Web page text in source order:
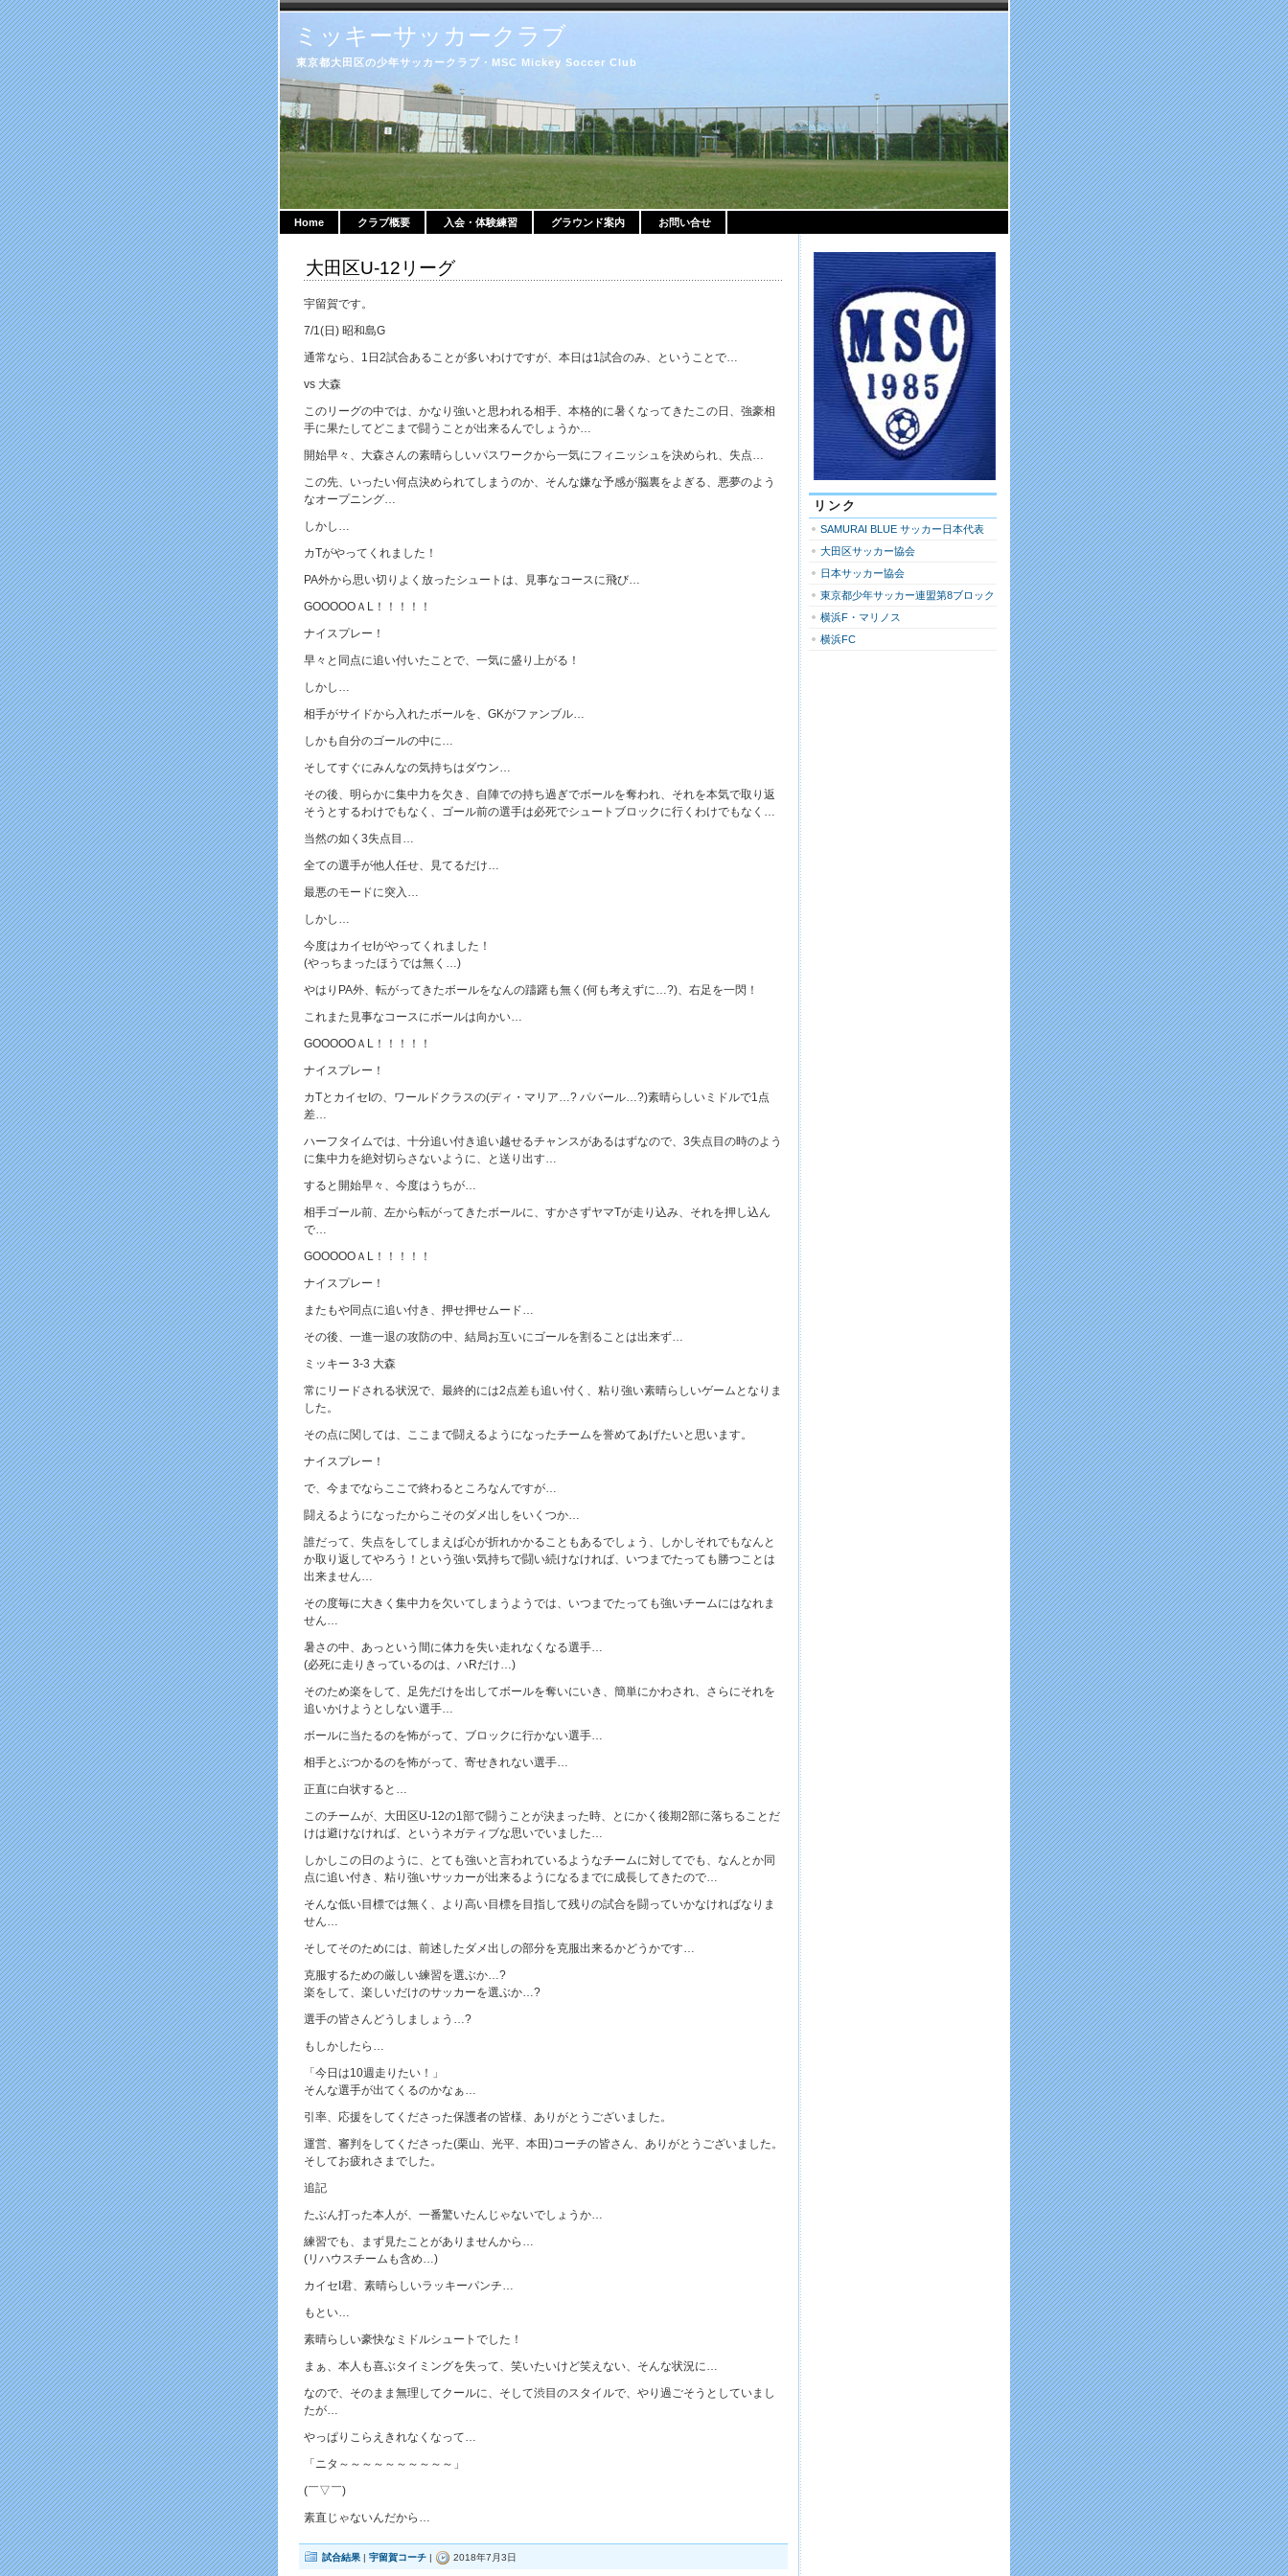
ミッキーサッカークラブ
東京都大田区の少年サッカークラブ・MSC Mickey Soccer Club
Home クラブ概要 入会・体験練習 グラウンド案内 お問い合せ
大田区U-12リーグ
宇留賀です。
7/1(日) 昭和島G
通常なら、1日2試合あることが多いわけですが、本日は1試合のみ、ということで…
vs 大森
このリーグの中では、かなり強いと思われる相手、本格的に暑くなってきたこの日、強豪相
手に果たしてどこまで闘うことが出来るんでしょうか…
開始早々、大森さんの素晴らしいパスワークから一気にフィニッシュを決められ、失点…
この先、いったい何点決められてしまうのか、そんな嫌な予感が脳裏をよぎる、悪夢のよう
なオープニング…
しかし…
カTがやってくれました！
PA外から思い切りよく放ったシュートは、見事なコースに飛び…
GOOOOOＡL！！！！！
ナイスプレー！
早々と同点に追い付いたことで、一気に盛り上がる！
しかし…
相手がサイドから入れたボールを、GKがファンブル…
しかも自分のゴールの中に…
そしてすぐにみんなの気持ちはダウン…
その後、明らかに集中力を欠き、自陣での持ち過ぎでボールを奪われ、それを本気で取り返
そうとするわけでもなく、ゴール前の選手は必死でシュートブロックに行くわけでもなく…
当然の如く3失点目…
全ての選手が他人任せ、見てるだけ…
最悪のモードに突入…
しかし…
今度はカイセIがやってくれました！
(やっちまったほうでは無く…)
やはりPA外、転がってきたボールをなんの躊躇も無く(何も考えずに…?)、右足を一閃！
これまた見事なコースにボールは向かい…
GOOOOOＡL！！！！！
ナイスプレー！
カTとカイセIの、ワールドクラスの(ディ・マリア…? パバール…?)素晴らしいミドルで1点
差…
ハーフタイムでは、十分追い付き追い越せるチャンスがあるはずなので、3失点目の時のよう
に集中力を絶対切らさないように、と送り出す…
すると開始早々、今度はうちが…
相手ゴール前、左から転がってきたボールに、すかさずヤマTが走り込み、それを押し込ん
で…
GOOOOOＡL！！！！！
ナイスプレー！
またもや同点に追い付き、押せ押せムード…
その後、一進一退の攻防の中、結局お互いにゴールを割ることは出来ず…
ミッキー 3-3 大森
常にリードされる状況で、最終的には2点差も追い付く、粘り強い素晴らしいゲームとなりま
した。
その点に関しては、ここまで闘えるようになったチームを誉めてあげたいと思います。
ナイスプレー！
で、今までならここで終わるところなんですが…
闘えるようになったからこそのダメ出しをいくつか…
誰だって、失点をしてしまえば心が折れかかることもあるでしょう、しかしそれでもなんと
か取り返してやろう！という強い気持ちで闘い続けなければ、いつまでたっても勝つことは
出来ません…
その度毎に大きく集中力を欠いてしまうようでは、いつまでたっても強いチームにはなれま
せん…
暑さの中、あっという間に体力を失い走れなくなる選手…
(必死に走りきっているのは、ハRだけ…)
そのため楽をして、足先だけを出してボールを奪いにいき、簡単にかわされ、さらにそれを
追いかけようとしない選手…
ボールに当たるのを怖がって、ブロックに行かない選手…
相手とぶつかるのを怖がって、寄せきれない選手…
正直に白状すると…
このチームが、大田区U-12の1部で闘うことが決まった時、とにかく後期2部に落ちることだ
けは避けなければ、というネガティブな思いでいました…
しかしこの日のように、とても強いと言われているようなチームに対してでも、なんとか同
点に追い付き、粘り強いサッカーが出来るようになるまでに成長してきたので…
そんな低い目標では無く、より高い目標を目指して残りの試合を闘っていかなければなりま
せん…
そしてそのためには、前述したダメ出しの部分を克服出来るかどうかです…
克服するための厳しい練習を選ぶか…?
楽をして、楽しいだけのサッカーを選ぶか…?
選手の皆さんどうしましょう…?
もしかしたら…
「今日は10週走りたい！」
そんな選手が出てくるのかなぁ…
引率、応援をしてくださった保護者の皆様、ありがとうございました。
運営、審判をしてくださった(栗山、光平、本田)コーチの皆さん、ありがとうございました。
そしてお疲れさまでした。
追記
たぶん打った本人が、一番驚いたんじゃないでしょうか…
練習でも、まず見たことがありませんから…
(リハウスチームも含め…)
カイセI君、素晴らしいラッキーパンチ…
もとい…
素晴らしい豪快なミドルシュートでした！
まぁ、本人も喜ぶタイミングを失って、笑いたいけど笑えない、そんな状況に…
なので、そのまま無理してクールに、そして渋目のスタイルで、やり過ごそうとしていまし
たが…
やっぱりこらえきれなくなって…
「ニタ～～～～～～～～～～」
(￣▽￣)
素直じゃないんだから…
試合結果 | 宇留賀コーチ | 2018年7月3日
リンク
SAMURAI BLUE サッカー日本代表
大田区サッカー協会
日本サッカー協会
東京都少年サッカー連盟第8ブロック
横浜F・マリノス
横浜FC